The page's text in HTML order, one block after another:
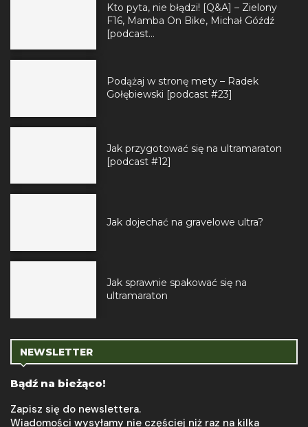
Kto pyta, nie błądzi! [Q&A] – Zielony
F16, Mamba On Bike, Michał Góźdź
[podcast...
Podążaj w stronę mety – Radek
Gołębiewski [podcast #23]
Jak przygotować się na ultramaraton
[podcast #12]
Jak dojechać na gravelowe ultra?
Jak sprawnie spakować się na
ultramaraton
NEWSLETTER
Bądź na bieżąco!
Zapisz się do newslettera.
Wiadomości wysyłamy nie częściej niż raz na kilka